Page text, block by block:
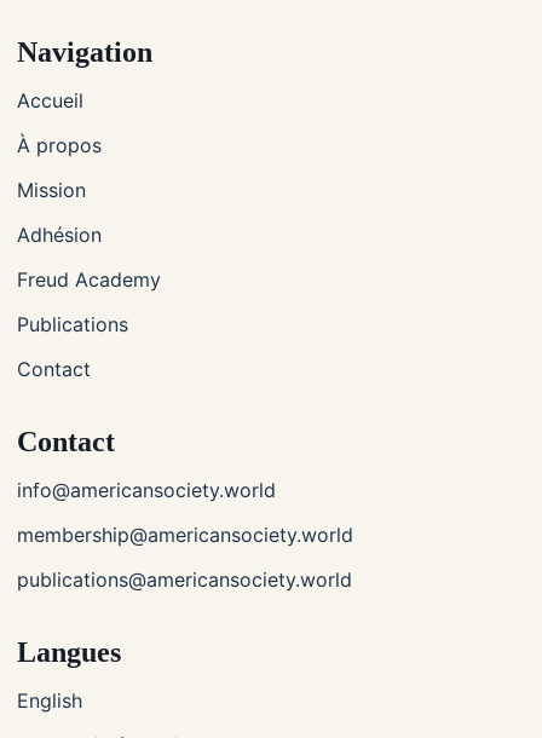
Navigation
Accueil
À propos
Mission
Adhésion
Freud Academy
Publications
Contact
Contact
info@americansociety.world
membership@americansociety.world
publications@americansociety.world
Langues
English